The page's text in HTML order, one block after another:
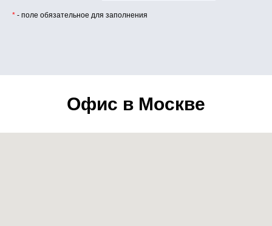
* - поле обязательное для заполнения
Офис в Москве